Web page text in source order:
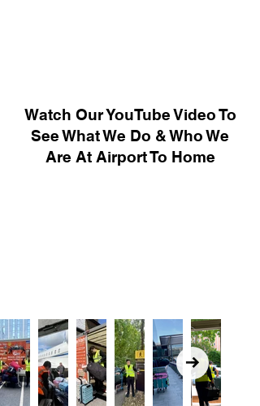
Watch Our YouTube Video To
See What We Do & Who We
Are At Airport To Home